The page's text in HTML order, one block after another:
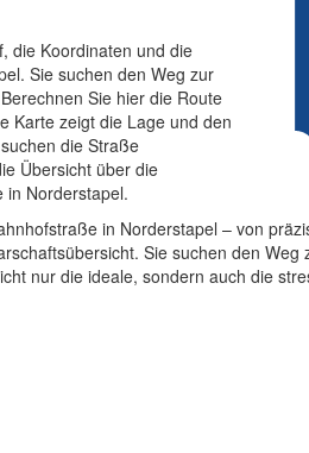
die Koordinaten und die
Sie suchen den Weg zur
Sie hier die Route
Karte zeigt die Lage und den
die Straße
Übersicht über die
in Norderstapel.
in Norderstapel – von
Sie suchen den
nur die ideale, sondern auch die